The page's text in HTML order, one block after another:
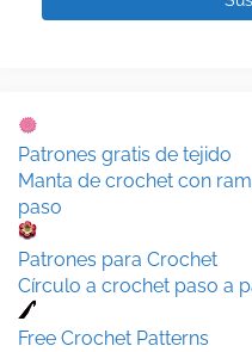
Patrones gratis de tejido
Manta de crochet con
paso
Patrones para Crochet
Círculo a crochet paso a
Free Crochet Patterns